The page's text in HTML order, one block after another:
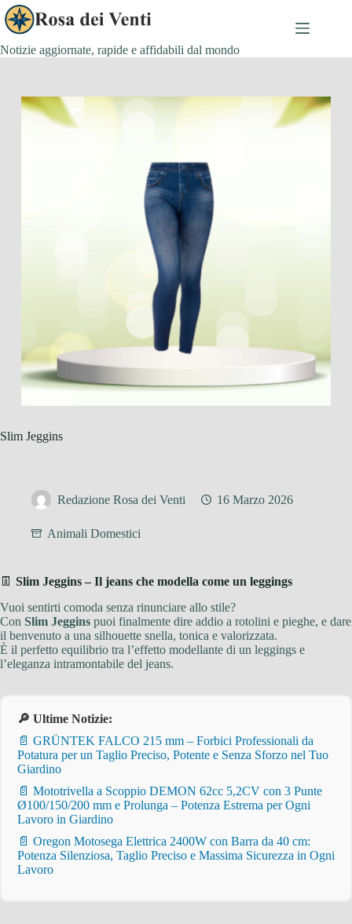
Salta
al
contenuto
Notizie aggiornate, rapide e affidabili dal mondo
Slim Jeggins
Redazione Rosa dei Venti 16 Marzo 2026
Animali Domestici
👖 Slim Jeggins – Il jeans che modella come un leggings
Vuoi sentirti comoda senza rinunciare allo stile?
Con Slim Jeggins puoi finalmente dire addio a rotolini e pieghe, e dare
il benvenuto a una silhouette snella, tonica e valorizzata.
È il perfetto equilibrio tra l’effetto modellante di un leggings e
l’eleganza intramontabile del jeans.
🔎 Ultime Notizie:
📄 GRÜNTEK FALCO 215 mm – Forbici Professionali da
Potatura per un Taglio Preciso, Potente e Senza Sforzo nel Tuo
Giardino
📄 Mototrivella a Scoppio DEMON 62cc 5,2CV con 3 Punte
Ø100/150/200 mm e Prolunga – Potenza Estrema per Ogni
Lavoro in Giardino
📄 Oregon Motosega Elettrica 2400W con Barra da 40 cm:
Potenza Silenziosa, Taglio Preciso e Massima Sicurezza in Ogni
Lavoro